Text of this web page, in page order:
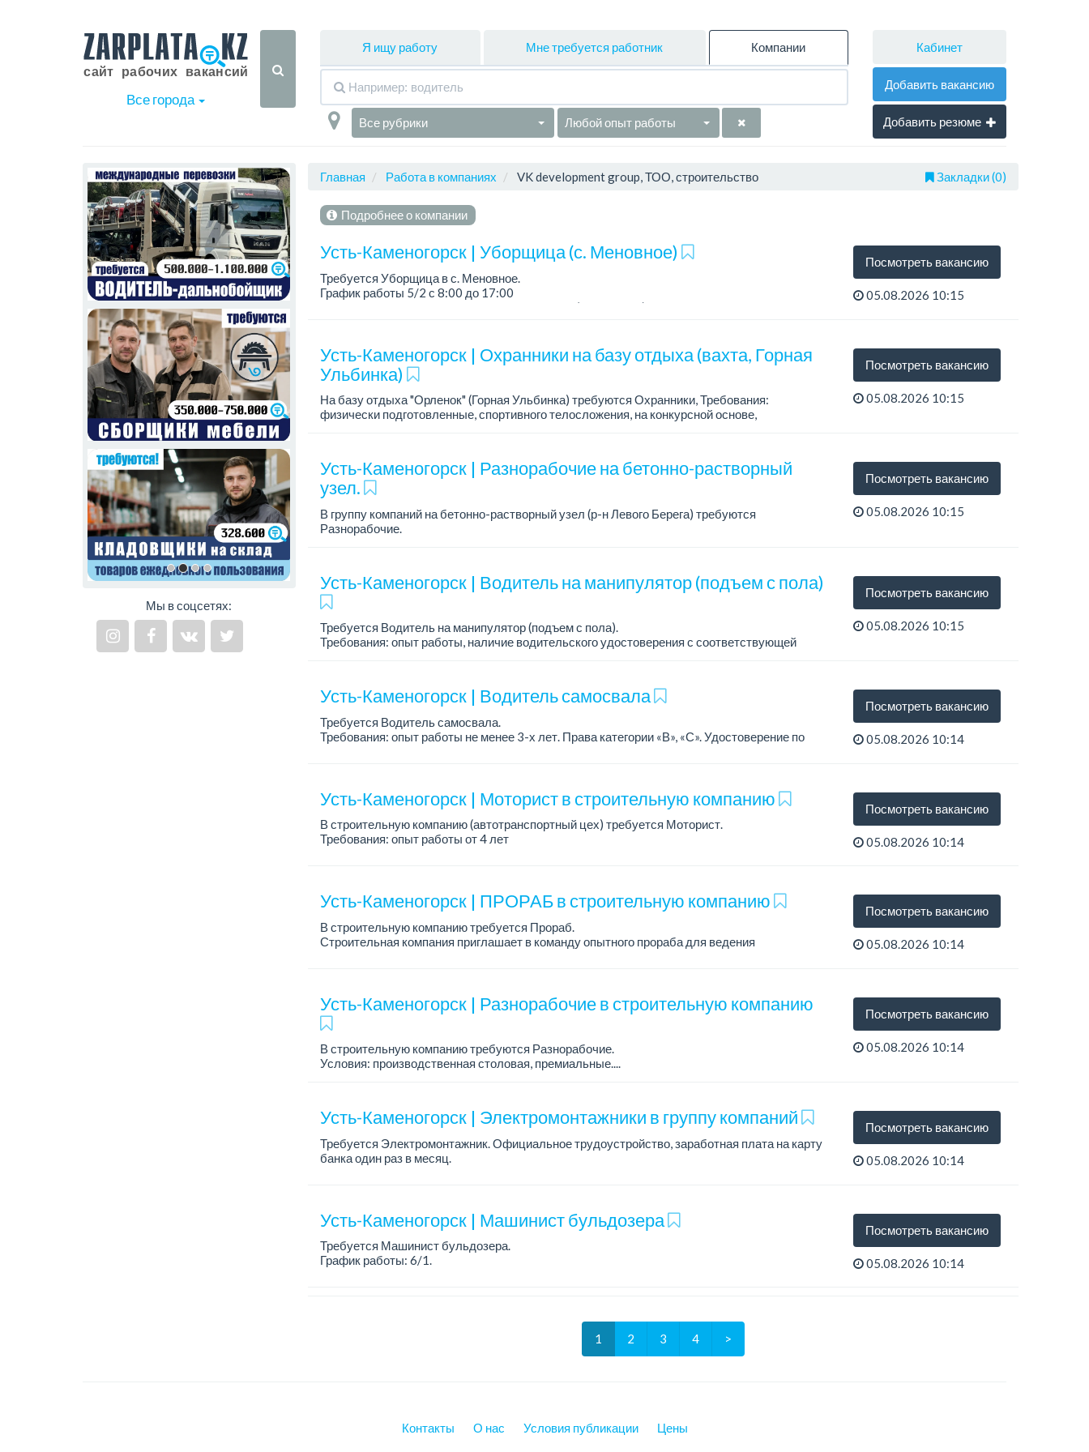
Все города
Я ищу работу Мне требуется работник Компании
Все рубрики Любой опыт работы
Кабинет
Добавить вакансию
Добавить резюме
Мы в соцсетях:
Главная Работа в компаниях VK development group, ТОО, строительство Закладки (0)
Подробнее о компании
Усть-Каменогорск | Уборщица (с. Меновное)
Требуется Уборщица в с. Меновное.
График работы 5/2 с 8:00 до 17:00
Корпоративная развозка от/до Дворца спорта (утро/вечер)
Посмотреть вакансию
05.08.2026 10:15
Усть-Каменогорск | Охранники на базу отдыха (вахта, Горная
Ульбинка)
На базу отдыха "Орленок" (Горная Ульбинка) требуются Охранники, Требования:
физически подготовленные, спортивного телосложения, на конкурсной основе,
Посмотреть вакансию
05.08.2026 10:15
Усть-Каменогорск | Разнорабочие на бетонно-растворный
узел.
В группу компаний на бетонно-растворный узел (р-н Левого Берега) требуются
Разнорабочие.
Посмотреть вакансию
05.08.2026 10:15
Усть-Каменогорск | Водитель на манипулятор (подъем с пола)
Требуется Водитель на манипулятор (подъем с пола).
Требования: опыт работы, наличие водительского удостоверения с соответствующей
Посмотреть вакансию
05.08.2026 10:15
Усть-Каменогорск | Водитель самосвала
Требуется Водитель самосвала.
Требования: опыт работы не менее 3-х лет. Права категории «В», «С». Удостоверение по
Посмотреть вакансию
05.08.2026 10:14
Усть-Каменогорск | Моторист в строительную компанию
В строительную компанию (автотранспортный цех) требуется Моторист.
Требования: опыт работы от 4 лет
Посмотреть вакансию
05.08.2026 10:14
Усть-Каменогорск | ПРОРАБ в строительную компанию
В строительную компанию требуется Прораб.
Строительная компания приглашает в команду опытного прораба для ведения
Посмотреть вакансию
05.08.2026 10:14
Усть-Каменогорск | Разнорабочие в строительную компанию
В строительную компанию требуются Разнорабочие.
Условия: производственная столовая, премиальные....
Посмотреть вакансию
05.08.2026 10:14
Усть-Каменогорск | Электромонтажники в группу компаний
Требуется Электромонтажник. Официальное трудоустройство, заработная плата на карту
банка один раз в месяц.
Посмотреть вакансию
05.08.2026 10:14
Усть-Каменогорск | Машинист бульдозера
Требуется Машинист бульдозера.
График работы: 6/1.
- Квалификационное удостоверение и/или свидетельство "Машинист бульдозера"...
Посмотреть вакансию
05.08.2026 10:14
1 2 3 4 >
Контакты О нас Условия публикации Цены